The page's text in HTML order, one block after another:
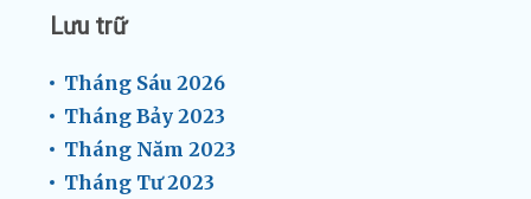
Lưu trữ
Tháng Sáu 2026
Tháng Bảy 2023
Tháng Năm 2023
Tháng Tư 2023